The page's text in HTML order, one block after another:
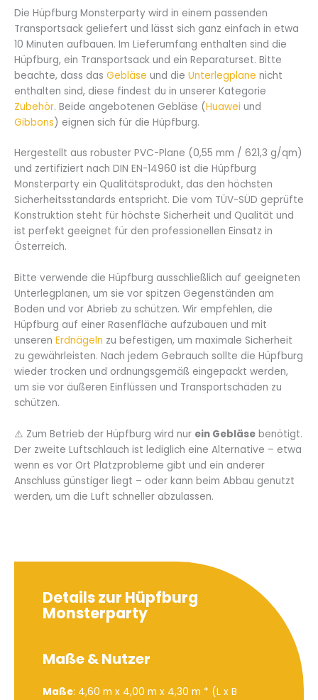
Die Hüpfburg Monsterparty wird in einem passenden
Transportsack geliefert und lässt sich ganz einfach in etwa
10 Minuten aufbauen. Im Lieferumfang enthalten sind die
Hüpfburg, ein Transportsack und ein Reparaturset. Bitte
beachte, dass das Gebläse und die Unterlegplane nicht
enthalten sind, diese findest du in unserer Kategorie
Zubehör. Beide angebotenen Gebläse (Huawei und
Gibbons) eignen sich für die Hüpfburg.
Hergestellt aus robuster PVC-Plane (0,55 mm / 621,3 g/qm)
und zertifiziert nach DIN EN-14960 ist die Hüpfburg
Monsterparty ein Qualitätsprodukt, das den höchsten
Sicherheitsstandards entspricht. Die vom TÜV-SÜD geprüfte
Konstruktion steht für höchste Sicherheit und Qualität und
ist perfekt geeignet für den professionellen Einsatz in
Österreich.
Bitte verwende die Hüpfburg ausschließlich auf geeigneten
Unterlegplanen, um sie vor spitzen Gegenständen am
Boden und vor Abrieb zu schützen. Wir empfehlen, die
Hüpfburg auf einer Rasenfläche aufzubauen und mit
unseren Erdnägeln zu befestigen, um maximale Sicherheit
zu gewährleisten. Nach jedem Gebrauch sollte die Hüpfburg
wieder trocken und ordnungsgemäß eingepackt werden,
um sie vor äußeren Einflüssen und Transportschäden zu
schützen.
⚠️ Zum Betrieb der Hüpfburg wird nur ein Gebläse benötigt.
Der zweite Luftschlauch ist lediglich eine Alternative – etwa
wenn es vor Ort Platzprobleme gibt und ein anderer
Anschluss günstiger liegt – oder kann beim Abbau genutzt
werden, um die Luft schneller abzulassen.
Details zur Hüpfburg
Monsterparty
Maße & Nutzer
Maße: 4,60 m x 4,00 m x 4,30 m * (L x B